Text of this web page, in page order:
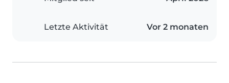
Letzte Aktivität Vor 2 monaten